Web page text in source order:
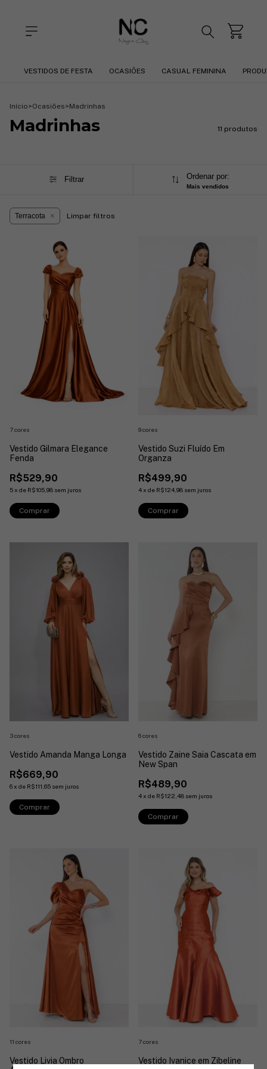
VESTIDOS DE FESTA OCASIÕES CASUAL FEMININA
Início>Ocasiões>Madrinhas
Madrinhas 11 produtos
Filtrar Ordenar por:
Mais vendidos
Terracota Limpar filtros
Vestido Gilmara Elegance
Fenda
R$529,90
5 x de R$105,98 sem juros
7 cores
Comprar
Vestido Suzi Fluído Em
Organza
R$499,90
4 x de R$124,98 sem juros
9 cores
Comprar
Vestido Amanda Manga Longa
R$669,90
6 x de R$111,65 sem juros
3 cores
Comprar
Vestido Zaine Saia Cascata em
New Span
R$489,90
4 x de R$122,48 sem juros
6 cores
Comprar
Vestido Livia Ombro
11 cores
Vestido Ivanice em Zibeline
7 cores